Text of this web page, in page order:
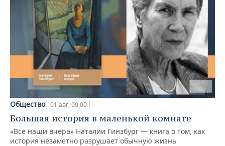
Общество 01 авг, 00:00
Большая история в маленькой комнате
«Все наши вчера» Наталии Гинзбург — книга о том, как
история незаметно разрушает обычную жизнь